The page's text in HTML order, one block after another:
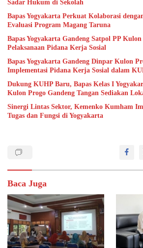
Sadar Hukum di Sekolah
Bapas Yogyakarta Perkuat Kolaborasi
Evaluasi Program Magang Taruna
Bapas Yogyakarta Gandeng Satpol PP
Pelaksanaan Pidana Kerja Sosial
Bapas Yogyakarta Gandeng Dinpar Kulon
Implementasi Pidana Kerja Sosial dalam
Dukung KUHP Baru, Bapas Kelas I
Kulon Progo Gandeng Tangan Sediakan
Sinergi Lintas Sektor, Kemenko Kumham
Tugas dan Fungsi di Yogyakarta
Baca Juga